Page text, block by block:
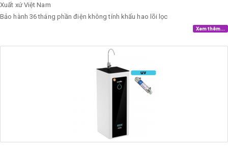
Xuất xứ Việt Nam
Bảo hành 36 tháng phần điện không tính khấu hao lõi lọc
Xem thêm...